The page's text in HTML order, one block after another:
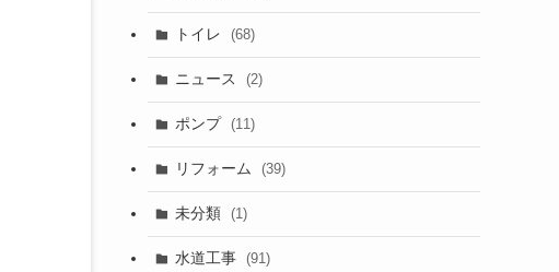
トイレ (68)
ニュース (2)
ポンプ (11)
リフォーム (39)
未分類 (1)
水道工事 (91)